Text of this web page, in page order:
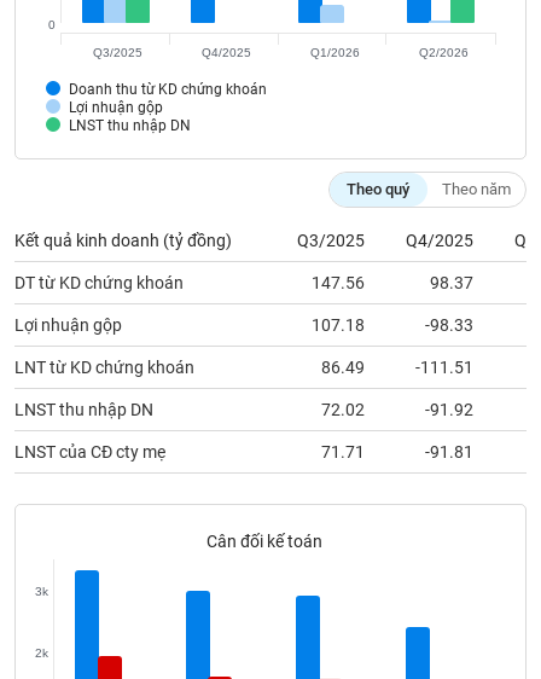
Lợi nhuận gộp
LNST thu nhập DN
Doanh thu từ KD chứng khoán
0
Q3/2025 Q4/2025 Q1/2026 Q2/2026
Theo quý Theo năm
Kết quả kinh doanh (tỷ đồng) Q3/2025 Q4/2025
DT từ KD chứng khoán 147.56 98.37
Lợi nhuận gộp 107.18 -98.33
LNT từ KD chứng khoán 86.49 -111.51
LNST thu nhập DN 72.02 -91.92
LNST của CĐ cty mẹ 71.71 -91.81
Cân đối kế toán
2k
3k
viết
giả
tích
(-)
Thuật
ngữ
(-)
Dịch
vụ
tạo